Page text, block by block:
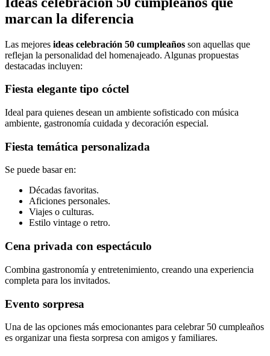
marcan la diferencia
Las mejores ideas celebración 50 cumpleaños son aquellas que
reflejan la personalidad del homenajeado. Algunas propuestas
destacadas incluyen:
Fiesta elegante tipo cóctel
Ideal para quienes desean un ambiente sofisticado con música
ambiente, gastronomía cuidada y decoración especial.
Fiesta temática personalizada
Se puede basar en:
Décadas favoritas.
Aficiones personales.
Viajes o culturas.
Estilo vintage o retro.
Cena privada con espectáculo
Combina gastronomía y entretenimiento, creando una experiencia
completa para los invitados.
Evento sorpresa
Una de las opciones más emocionantes para celebrar 50 cumpleaños
es organizar una fiesta sorpresa con amigos y familiares.